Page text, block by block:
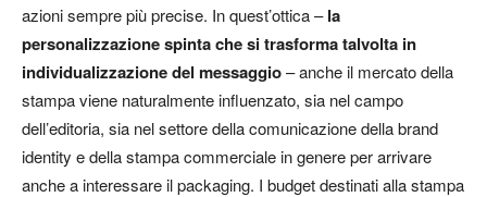
azioni sempre più precise. In quest’ottica –la
personalizzazione spinta che si trasforma talvolta in
individualizzazione del messaggio– anche il mercato della
stampa viene naturalmente influenzato, sia nel campo
dell’editoria, sia nel settore della comunicazione dellabrand
identity e della stampa commerciale in genere per arrivare
anche a interessare il packaging. I budget destinati alla stampa